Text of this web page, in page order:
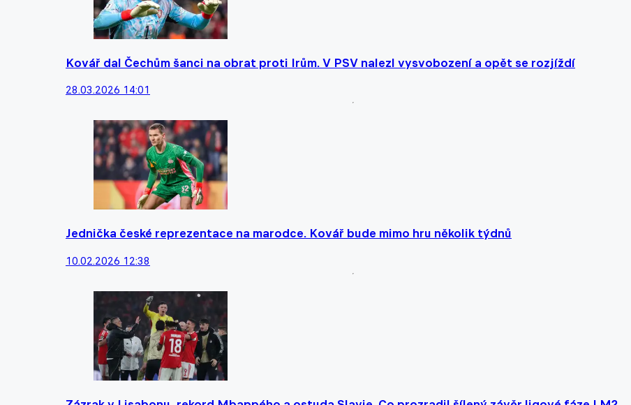
Kovář dal Čechům šanci na obrat proti Irům. V PSV nalezl vysvobození a opět se rozjíždí
28.03.2026 14:01
Jednička české reprezentace na marodce. Kovář bude mimo hru několik týdnů
10.02.2026 12:38